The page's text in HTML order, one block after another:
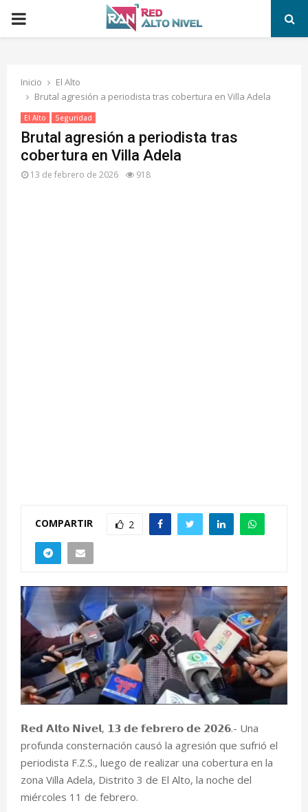
PRIMARY
Inicio
El Alto
Brutal agresión a periodista tras cobertura en Villa Adela
El Alto Seguridad
Brutal agresión a periodista tras
cobertura en Villa Adela
13 de febrero de 2026 918
COMPARTIR 2
‎𝗥𝗲𝗱 𝗔𝗹𝘁𝗼 𝗡𝗶𝘃𝗲𝗹, 𝟭𝟯 𝗱𝗲 𝗳𝗲𝗯𝗿𝗲𝗿𝗼 𝗱𝗲 𝟮𝟬𝟮𝟲.- Una
profunda consternación causó la agresión que sufrió el
periodista F.Z.S., luego de realizar una cobertura en la
zona Villa Adela, Distrito 3 de El Alto, la noche del
miércoles 11 de febrero.